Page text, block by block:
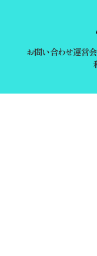
お問い合わせ運営